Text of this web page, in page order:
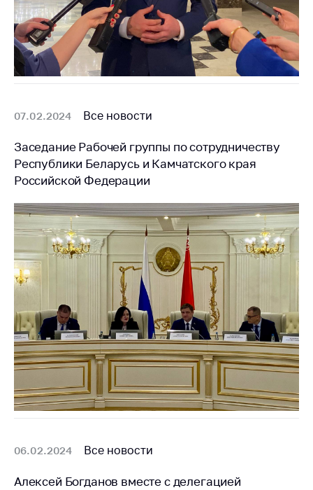
07.02.2024 Все новости
Заседание Рабочей группы по сотрудничеству
Республики Беларусь и Камчатского края
Российской Федерации
06.02.2024 Все новости
Алексей Богданов вместе с делегацией